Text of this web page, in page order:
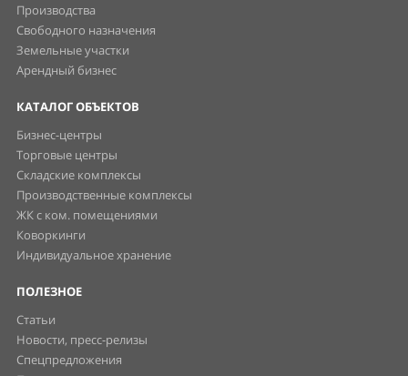
Производства
Свободного назначения
Земельные участки
Арендный бизнес
КАТАЛОГ ОБЪЕКТОВ
Бизнес-центры
Торговые центры
Складские комплексы
Производственные комплексы
ЖК с ком. помещениями
Коворкинги
Индивидуальное хранение
ПОЛЕЗНОЕ
Статьи
Новости, пресс-релизы
Спецпредложения